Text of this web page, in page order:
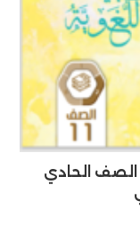
الصف الحادي